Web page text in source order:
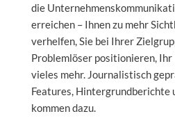
die
erreichen – Ihnen zu mehr
verhelfen, Sie bei Ihrer
Problemlöser positionieren,
vieles mehr. Journalistisch
Features, Hintergrundberichte
kommen dazu.